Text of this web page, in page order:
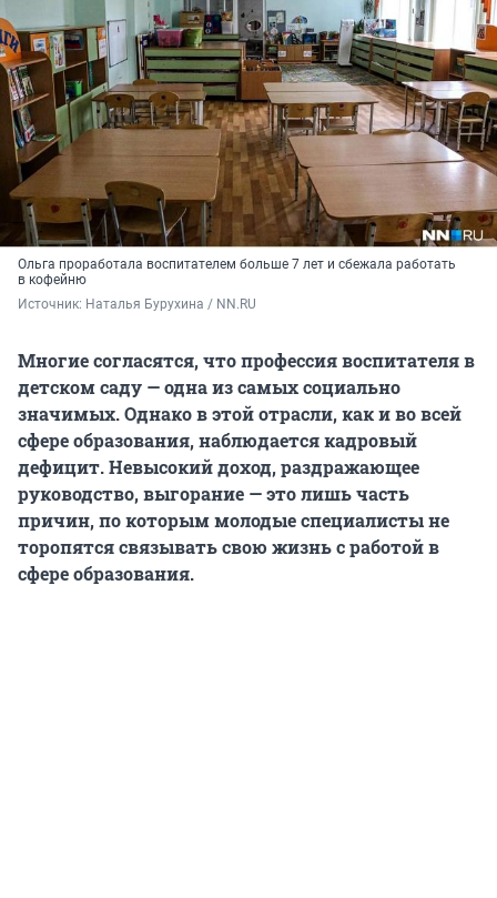
Ольга проработала воспитателем больше 7 лет и сбежала работать
в кофейню
Источник: Наталья Бурухина / NN.RU
Многие согласятся, что профессия воспитателя в
детском саду — одна из самых социально
значимых. Однако в этой отрасли, как и во всей
сфере образования, наблюдается кадровый
дефицит. Невысокий доход, раздражающее
руководство, выгорание — это лишь часть
причин, по которым молодые специалисты не
торопятся связывать свою жизнь с работой в
сфере образования.